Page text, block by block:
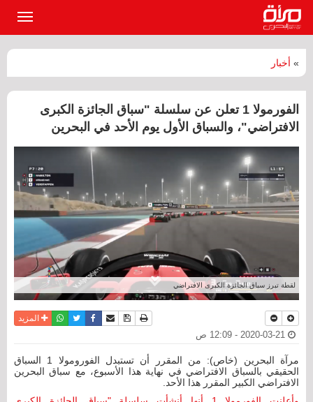
» أخبار
الفورمولا 1 تعلن عن سلسلة "سباق الجائزة الكبرى
الافتراضي"، والسباق الأول يوم الأحد في البحرين
لقطة تبرز سباق الجائزة الكبرى الافتراضي
نسخة للطباعة
حفظ الموضوع
أرسل الى صديق
فيسبوكتويترواتسابالمزيد
مرآة البحرين (خاص): من المقرر أن تستبدل الفورومولا 1 السباق
الحقيقي بالسباق الافتراضي في نهاية هذا الأسبوع، مع سباق البحرين
الافتراضي الكبير المقرر هذا الأحد.